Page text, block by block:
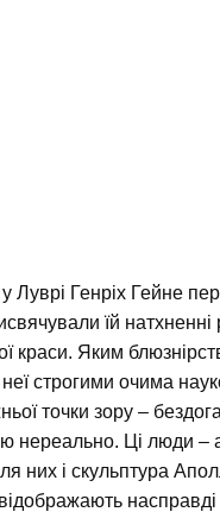
Луврі Генріх Гейне
їй
краси. Яким
строгими очима
точки зору –
нереально. Ці люди –
них і скульптура